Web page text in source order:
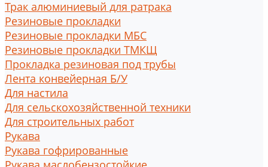
Трак алюминиевый для ратрака
Резиновые прокладки
Резиновые прокладки МБС
Резиновые прокладки ТМКЩ
Прокладка резиновая под трубы
Лента конвейерная Б/У
Для настила
Для сельскохозяйственной техники
Для строительных работ
Рукава
Рукава гофрированные